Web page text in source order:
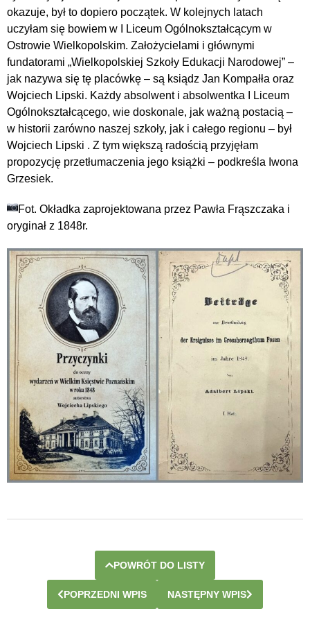
okazuje, był to dopiero początek. W kolejnych latach
uczyłam się bowiem w I Liceum Ogólnokształcącym w
Ostrowie Wielkopolskim. Założycielami i głównymi
fundatorami „Wielkopolskiej Szkoły Edukacji Narodowej” –
jak nazywa się tę placówkę – są ksiądz Jan Kompałła oraz
Wojciech Lipski. Każdy absolwent i absolwentka I Liceum
Ogólnokształcącego, wie doskonale, jak ważną postacią –
w historii zarówno naszej szkoły, jak i całego regionu – był
Wojciech Lipski . Z tym większą radością przyjęłam
propozycję przetłumaczenia jego książki – podkreśla Iwona
Grzesiek.
Fot. Okładka zaprojektowana przez Pawła Frąszczaka i
oryginał z 1848r.
POWRÓT DO LISTY
POPRZEDNI WPIS NASTĘPNY WPIS